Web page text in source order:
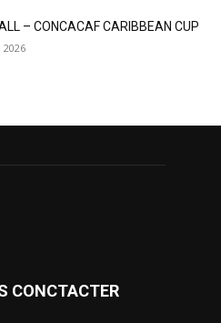
– CONCACAF CARIBBEAN CUP
2026
CONCTACTER